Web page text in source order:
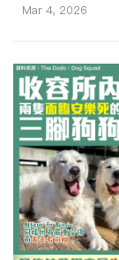
Mar 4, 2026